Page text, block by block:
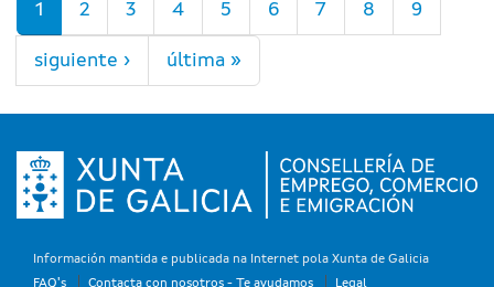
1 2 3 4 5 6 7 8 9
siguiente › última »
Información mantida e publicada na Internet pola Xunta de Galicia
FAQ's
Contacta con nosotros - Te ayudamos Legal